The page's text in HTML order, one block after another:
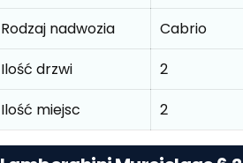
Rodzaj nadwozia
Cabrio
Ilość drzwi
2
Ilość miejsc
2